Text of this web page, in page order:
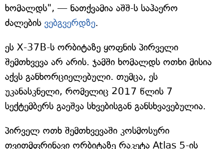
ხომალდს", — ნათქვამია აშშ-ს საჰაერო
ძალების ვებგვერდზე.
ეს X-37B-ს ორბიტაზე ყოფნის პირველი
შემთხვევა არ არის. ჯამში ხომალდს ოთხი მისია
აქვს განხორციელებული. თუმცა, ეს
უკანასკნელი, რომელიც 2017 წლის 7
სექტემბერს გაეშვა სხვებისგან განსხვავებულია.
პირველ ოთხ შემთხვევაში კოსმოსური
თვითმფრინავი ორბიტაზე რაკეტა Atlas 5-ის